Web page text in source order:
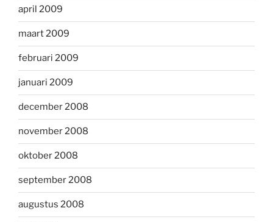
april 2009
maart 2009
februari 2009
januari 2009
december 2008
november 2008
oktober 2008
september 2008
augustus 2008